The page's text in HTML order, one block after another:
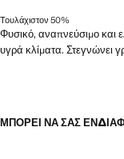
Τουλάχιστον 50%
Φυσικό, αναπνεύσιμο και
υγρά κλίματα. Στεγνώνει
ΜΠΟΡΕΊ ΝΑ ΣΑΣ